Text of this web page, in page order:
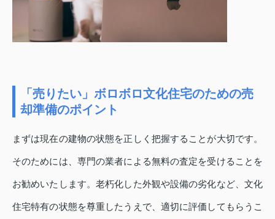
「売りたい」ボロボロ文化住宅のための売
却準備のポイント
まずは現在の建物の状態を正しく把握することが大切です。
そのためには、専門の業者による無料の査定を受けることを
お勧めいたします。老朽化した外観や設備の劣化など、文化
住宅特有の状態を尊重したうえで、適切に評価してもらうこ